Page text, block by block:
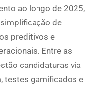
ao longo de 2025,
de
preditivos e
Entre as
candidaturas via
testes gamificados e